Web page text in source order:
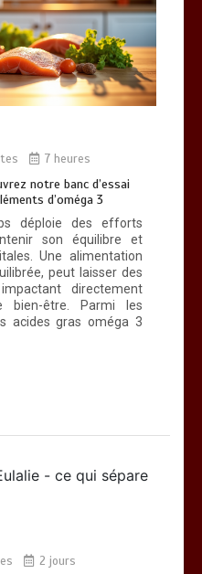
: découvrez notre
2026 des 9 meilleurs
d’oméga 3
minutes
à Sainte-Eulalie : ce qui
de l’excellent
minutes
7 heures
notre banc d’essai
d’oméga 3
déploie des efforts
son équilibre et
Une alimentation
peut laisser des
directement
bien-être. Parmi les
acides gras oméga 3
2 jours